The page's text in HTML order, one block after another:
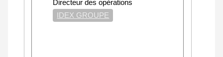
Directeur des opérations
IDEX GROUPE